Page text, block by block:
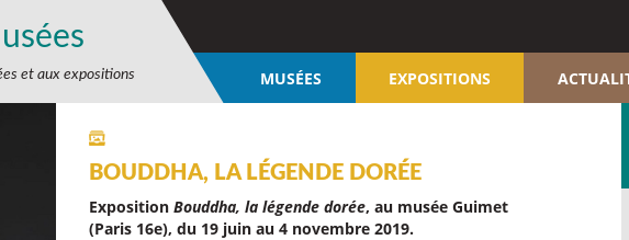
et aux expositions MUSÉES EXPOSITIONS
BOUDDHA, LA LÉGENDE DORÉE
Exposition Bouddha, la légende dorée, au musée Guimet
(Paris 16e), du 19 juin au 4 novembre 2019.